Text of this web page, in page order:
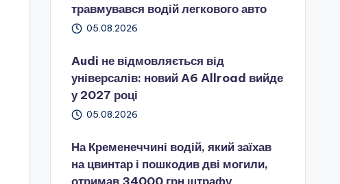
травмувався водій легкового авто
05.08.2026
Audi не відмовляється від
універсалів: новий A6 Allroad вийде
у 2027 році
05.08.2026
На Кременеччині водій, який заїхав
на цвинтар і пошкодив дві могили,